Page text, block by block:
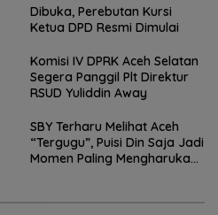
Dibuka, Perebutan Kursi
Ketua DPD Resmi Dimulai
Komisi IV DPRK Aceh Selatan
Segera Panggil Plt Direktur
RSUD Yuliddin Away
SBY Terharu Melihat Aceh
“Tergugu”, Puisi Din Saja Jadi
Momen Paling Mengharukan